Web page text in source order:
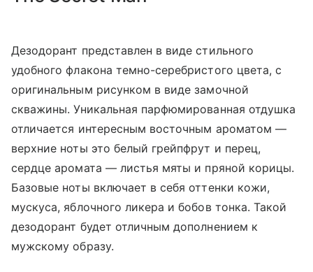
Дезодорант представлен в виде стильного
удобного флакона темно-серебристого цвета, с
оригинальным рисунком в виде замочной
скважины. Уникальная парфюмированная отдушка
отличается интересным восточным ароматом —
верхние ноты это белый грейпфрут и перец,
сердце аромата — листья мяты и пряной корицы.
Базовые ноты включает в себя оттенки кожи,
мускуса, яблочного ликера и бобов тонка. Такой
дезодорант будет отличным дополнением к
мужскому образу.